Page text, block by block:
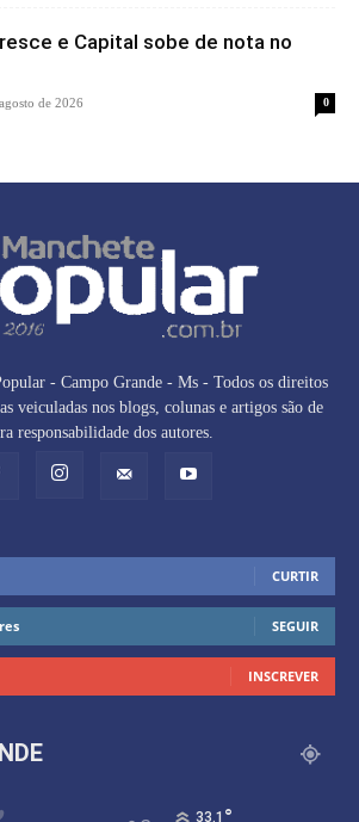
e Capital sobe de nota no
de 2026 0
- Campo Grande - Ms - Todos os direitos
veiculadas nos blogs, colunas e artigos são de
responsabilidade dos autores.
CURTIR
SEGUIR
INSCREVER
33.1